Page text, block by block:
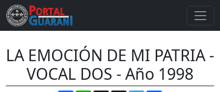
LA EMOCIÓN DE MI PATRIA -
VOCAL DOS - Año 1998